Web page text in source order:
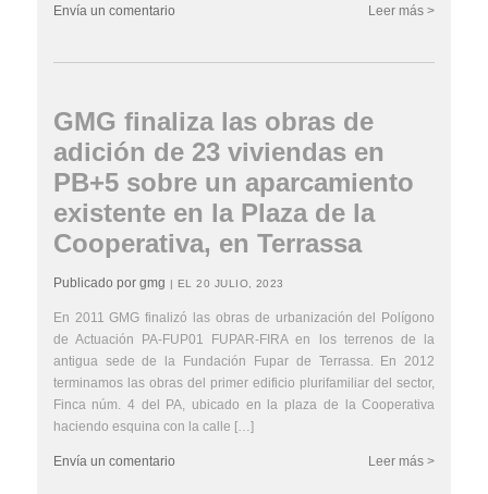
Leer más >
Envía un comentario
GMG finaliza las obras de
adición de 23 viviendas en
PB+5 sobre un aparcamiento
existente en la Plaza de la
Cooperativa, en Terrassa
Publicado por gmg | EL 20 JULIO, 2023
En 2011 GMG finalizó las obras de urbanización del Polígono
de Actuación PA-FUP01 FUPAR-FIRA en los terrenos de la
antigua sede de la Fundación Fupar de Terrassa. En 2012
terminamos las obras del primer edificio plurifamiliar del sector,
Finca núm. 4 del PA, ubicado en la plaza de la Cooperativa
haciendo esquina con la calle […]
Leer más >
Envía un comentario